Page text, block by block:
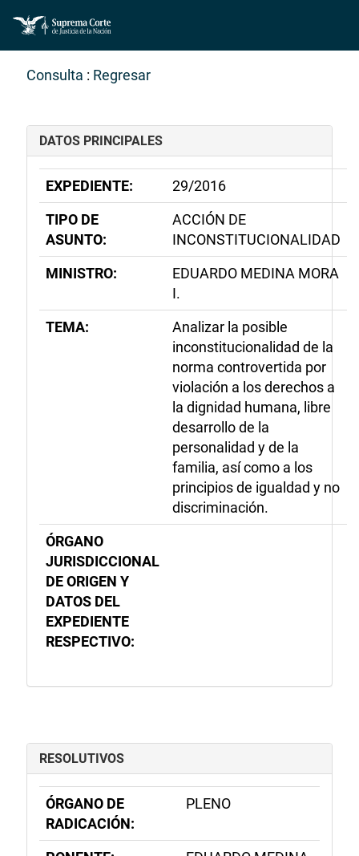
Consulta : Regresar
DATOS PRINCIPALES
EXPEDIENTE:
29/2016
TIPO DE
ASUNTO:
ACCIÓN DE
INCONSTITUCIONALIDAD
MINISTRO:
EDUARDO MEDINA MORA
I.
TEMA:
Analizar la posible
inconstitucionalidad de la
norma controvertida por
violación a los derechos a
la dignidad humana, libre
desarrollo de la
personalidad y de la
familia, así como a los
principios de igualdad y no
discriminación.
ÓRGANO
JURISDICCIONAL
DE ORIGEN Y
DATOS DEL
EXPEDIENTE
RESPECTIVO:
RESOLUTIVOS
ÓRGANO DE
RADICACIÓN:
PLENO